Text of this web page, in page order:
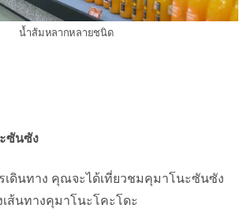
น้ำส้มหลากหลายชนิด
ซันซัง
เดินทาง คุณจะได้เที่ยวชมคุมาโนะซันซัง
ส้นทางคุมาโนะโคะโดะ